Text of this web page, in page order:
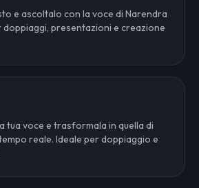
e ascoltalo con la voce di Narendra
presentazioni e creazione
tua voce e trasformala in quella di
reale. Ideale per doppiaggio e